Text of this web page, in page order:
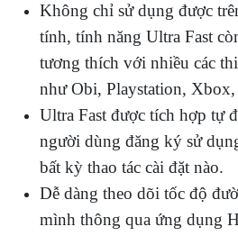
Không chỉ sử dụng được
tính, tính năng Ultra Fast
tương thích với nhiều các
như Obi, Playstation,
Ultra Fast được tích hợp tự
người dùng đăng ký sử
bất kỳ thao tác cài đặt nào.
Dễ dàng theo dõi tốc độ
mình thông qua ứng dụng